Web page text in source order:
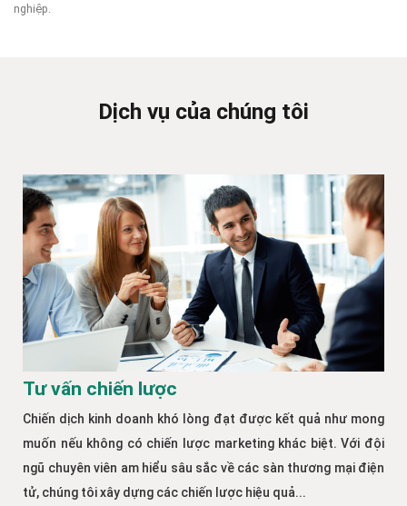
nghiệp.
Dịch vụ của chúng tôi
Tư vấn chiến lược
Chiến dịch kinh doanh khó lòng đạt được kết quả như mong
muốn nếu không có chiến lược marketing khác biệt. Với đội
ngũ chuyên viên am hiểu sâu sắc về các sàn thương mại điện
tử, chúng tôi xây dựng các chiến lược hiệu quả...